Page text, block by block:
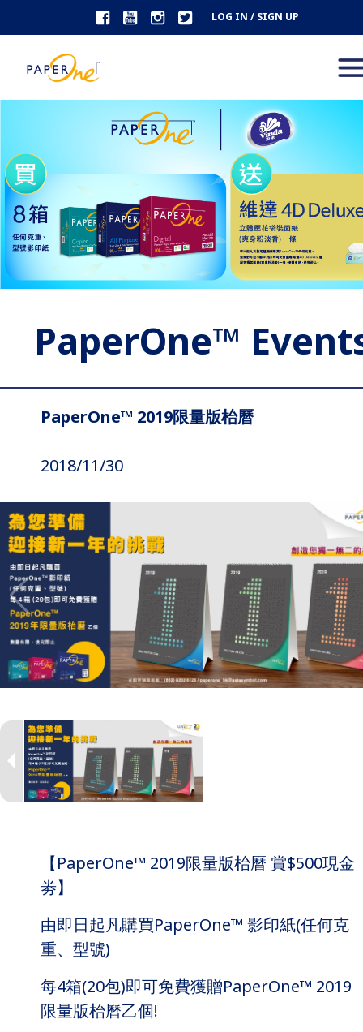
PaperOne™
PaperOne™ 2019限量版枱曆
2018/11/30
【PaperOne™ 2019限量版枱曆 賞$500現金
劵】
由即日起凡購買PaperOne™ 影印紙(任何克
重、型號)
每4箱(20包)即可免費獲贈PaperOne™ 2019
限量版枱曆乙個!
LOG IN / SIGN UP